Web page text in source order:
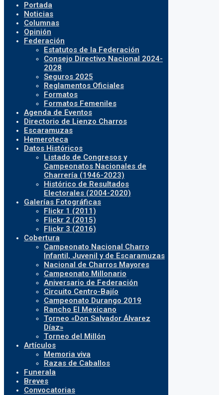
Portada
Noticias
Columnas
Opinión
Federación
Estatutos de la Federación
Consejo Directivo Nacional 2024-
2028
Seguros 2025
Reglamentos Oficiales
Formatos
Formatos Femeniles
Agenda de Eventos
Directorio de Lienzo Charros
Escaramuzas
Hemeroteca
Datos Históricos
Listado de Congresos y
Campeonatos Nacionales de
Charrería (1946-2023)
Histórico de Resultados
Electorales (2004-2020)
Galerías Fotográficas
Flickr 1 (2011)
Flickr 2 (2015)
Flickr 3 (2016)
Cobertura
Campeonato Nacional Charro
Infantil, Juvenil y de Escaramuzas
Nacional de Charros Mayores
Campeonato Millonario
Aniversario de Federación
Circuito Centro-Bajío
Campeonato Durango 2019
Rancho El Mexicano
Torneo «Don Salvador Álvarez
Díaz»
Torneo del Millón
Artículos
Memoria viva
Razas de Caballos
Funerala
Breves
Convocatorias